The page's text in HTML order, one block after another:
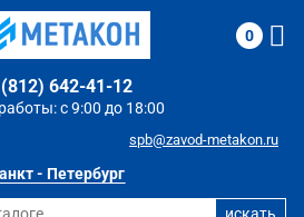
- Петербург
с 9:00 до 18:00
642-41-12
spb@zavod-metakon.ru
0